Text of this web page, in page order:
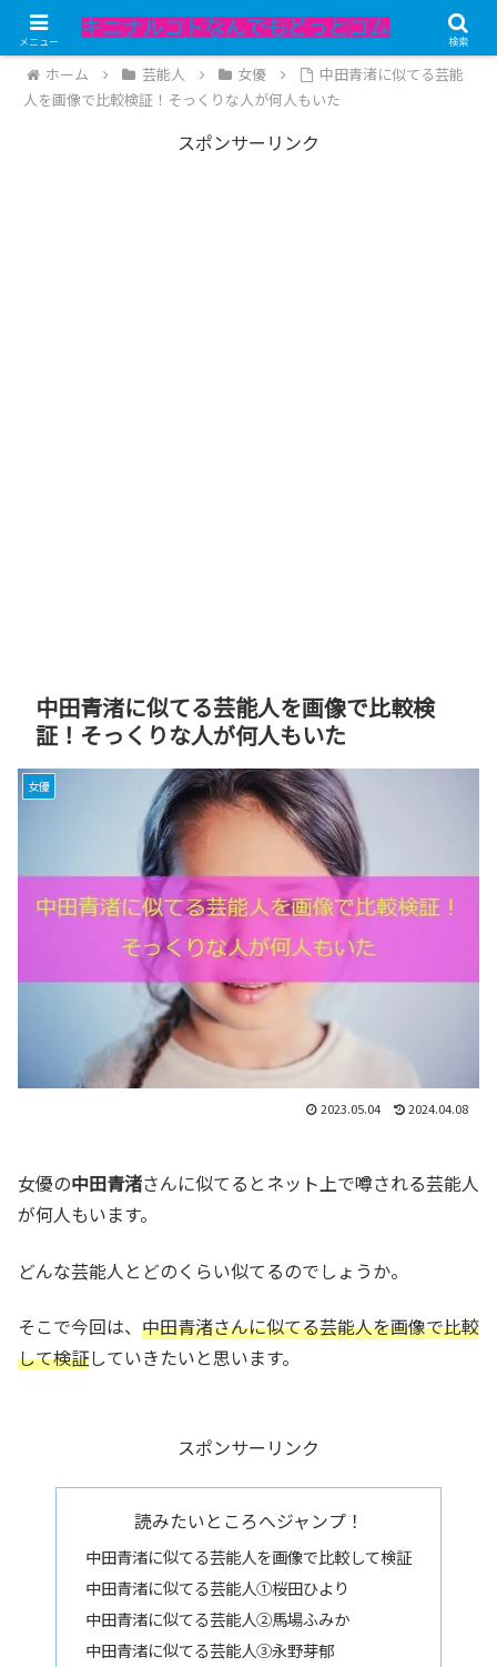
記事内にPRが含まれています。
ホーム 芸能人 女優
中田青渚に似てる芸能
人を画像で比較検証！そっくりな人が何人もいた
スポンサーリンク
中田青渚に似てる芸能人を画像で比較検
証！そっくりな人が何人もいた
女優
2023.05.04 2024.04.08
女優の中田青渚さんに似てるとネット上で噂される芸能人
が何人もいます。
どんな芸能人とどのくらい似てるのでしょうか。
そこで今回は、 中田青渚さんに似てる芸能人を画像で比較
して検証していきたいと思います。
スポンサーリンク
読みたいところへジャンプ！
中田青渚に似てる芸能人を画像で比較して検証
中田青渚に似てる芸能人①桜田ひより
中田青渚に似てる芸能人②馬場ふみか
中田青渚に似てる芸能人③永野芽郁
メニュー 検索